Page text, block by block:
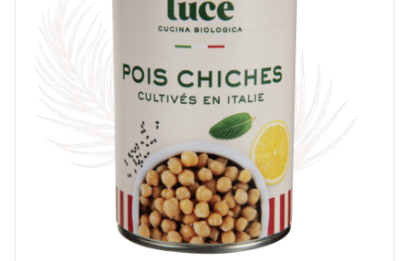
En cochant cette case, je donne mon accord pour que
markal utilise les données saisies dans ce formulaire
pour traiter et afficher le nom saisi, la note et le
commentaire de manière publique sur cette page. Pour
plus d'informations sur le traitement de ces données,
consulter la page des mentions légales. *
Fermer Envoyer